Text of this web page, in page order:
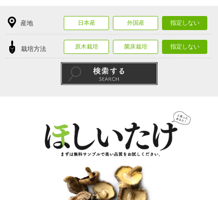
産地 日本産 外国産 指定しない
栽培方法 原木栽培 菌床栽培 指定しない